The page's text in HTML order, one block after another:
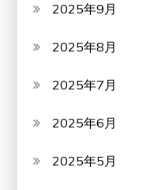
2025年9月
2025年8月
2025年7月
2025年6月
2025年5月